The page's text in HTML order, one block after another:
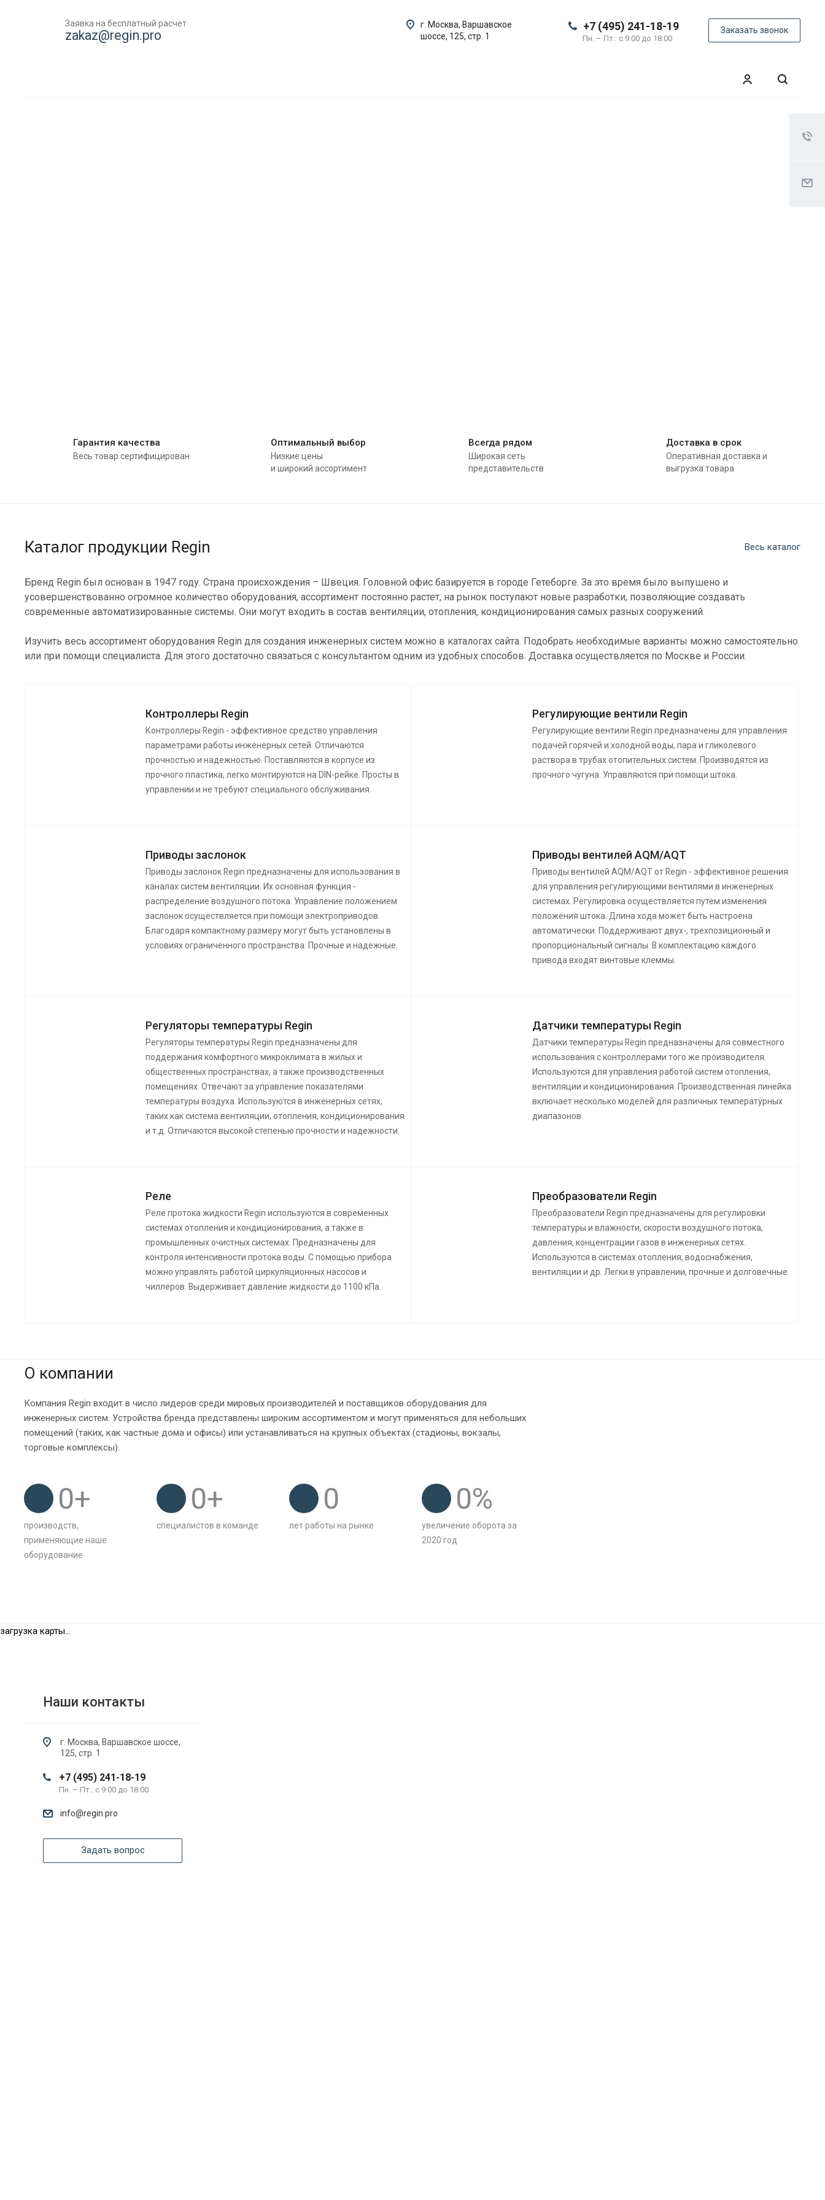
Заявка на бесплатный расчет
zakaz@regin.pro
+7 (495) 241-18-19
Пн. – Пт.: с 9:00 до 18:00
Заказать звонок
г. Москва, Варшавское
шоссе, 125, стр. 1
Гарантия качества
Весь товар сертифицирован
Оптимальный выбор
Низкие цены
и широкий ассортимент
Всегда рядом
Широкая сеть
представительств
Доставка в срок
Оперативная доставка и
выгрузка товара
Весь каталог
Каталог продукции Regin
Бренд Regin был основан в 1947 году. Страна происхождения – Швеция. Головной офис базируется в городе Гетеборге. За это время было выпушено и
усовершенствованно огромное количество оборудования, ассортимент постоянно растет, на рынок поступают новые разработки, позволяющие создавать
современные автоматизированные системы. Они могут входить в состав вентиляции, отопления, кондиционирования самых разных сооружений.
Изучить весь ассортимент оборудования Regin для создания инженерных систем можно в каталогах сайта. Подобрать необходимые варианты можно самостоятельно
или при помощи специалиста. Для этого достаточно связаться с консультантом одним из удобных способов. Доставка осуществляется по Москве и России.
Контроллеры Regin
Контроллеры Regin - эффективное средство управления
параметрами работы инженерных сетей. Отличаются
прочностью и надежностью. Поставляются в корпусе из
прочного пластика, легко монтируются на DIN-рейке. Просты в
управлении и не требуют специального обслуживания.
Регулирующие вентили Regin
Регулирующие вентили Regin предназначены для управления
подачей горячей и холодной воды, пара и гликолевого
раствора в трубах отопительных систем. Производятся из
прочного чугуна. Управляются при помощи штока.
Приводы заслонок
Приводы заслонок Regin предназначены для использования в
каналах систем вентиляции. Их основная функция -
распределение воздушного потока. Управление положением
заслонок осуществляется при помощи электроприводов.
Благодаря компактному размеру могут быть установлены в
условиях ограниченного пространства. Прочные и надежные.
Приводы вентилей AQM/AQT
Приводы вентилей AQM/AQT от Regin - эффективное решения
для управления регулирующими вентилями в инженерных
системах. Регулировка осуществляется путем изменения
положения штока. Длина хода может быть настроена
автоматически. Поддерживают двух-, трехпозиционный и
пропорциональный сигналы. В комплектацию каждого
привода входят винтовые клеммы.
Регуляторы температуры Regin
Регуляторы температуры Regin предназначены для
поддержания комфортного микроклимата в жилых и
общественных пространствах, а также производственных
помещениях. Отвечают за управление показателями
температуры воздуха. Используются в инженерных сетях,
таких как система вентиляции, отопления, кондиционирования
и т.д. Отличаются высокой степенью прочности и надежности.
Датчики температуры Regin
Датчики температуры Regin предназначены для совместного
использования с контроллерами того же производителя.
Используются для управления работой систем отопления,
вентиляции и кондиционирования. Производственная линейка
включает несколько моделей для различных температурных
диапазонов.
Реле
Реле протока жидкости Regin используются в современных
системах отопления и кондиционирования, а также в
промышленных очистных системах. Предназначены для
контроля интенсивности протока воды. С помощью прибора
можно управлять работой циркуляционных насосов и
чиллеров. Выдерживает давление жидкости до 1100 кПа.
Преобразователи Regin
Преобразователи Regin предназначены для регулировки
температуры и влажности, скорости воздушного потока,
давления, концентрации газов в инженерных сетях.
Используются в системах отопления, водоснабжения,
вентиляции и др. Легки в управлении, прочные и долговечные.
О компании
Компания Regin входит в число лидеров среди мировых производителей и поставщиков оборудования для
инженерных систем. Устройства бренда представлены широким ассортиментом и могут применяться для небольших
помещений (таких, как частные дома и офисы) или устанавливаться на крупных объектах (стадионы, вокзалы,
торговые комплексы).
0+
производств,
применяющие наше
оборудование
0+
специалистов в команде
0
лет работы на рынке
0%
увеличение оборота за
2020 год
Наши контакты
г. Москва, Варшавское шоссе,
125, стр. 1
+7 (495) 241-18-19
Пн. – Пт.: с 9:00 до 18:00
info@regin.pro
Задать вопрос
загрузка карты...